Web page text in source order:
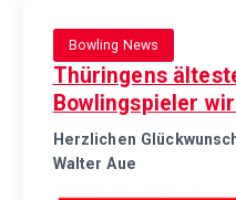
Bowling News
Thüringens
Bowlingspieler
Herzlichen
Walter Aue